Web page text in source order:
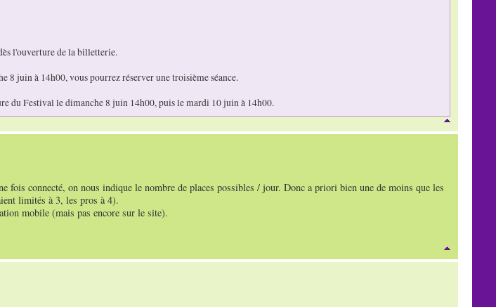
l'ouverture de la billetterie.
juin à 14h00, vous pourrez réserver une troisième séance.
du Festival le dimanche 8 juin 14h00, puis le mardi 10 juin à 14h00.
fois connecté, on nous indique le nombre de places possibles / jour. Donc a priori bien une de moins que les
limités à 3, les pros à 4).
mobile (mais pas encore sur le site).